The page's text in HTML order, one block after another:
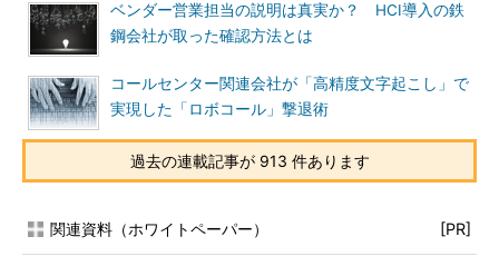
ベンダー営業担当の説明は真実か？ HCI導入の鉄
鋼会社が取った確認方法とは
コールセンター関連会社が「高精度文字起こし」で
実現した「ロボコール」撃退術
過去の連載記事が 913 件あります
関連資料（ホワイトペーパー） [PR]